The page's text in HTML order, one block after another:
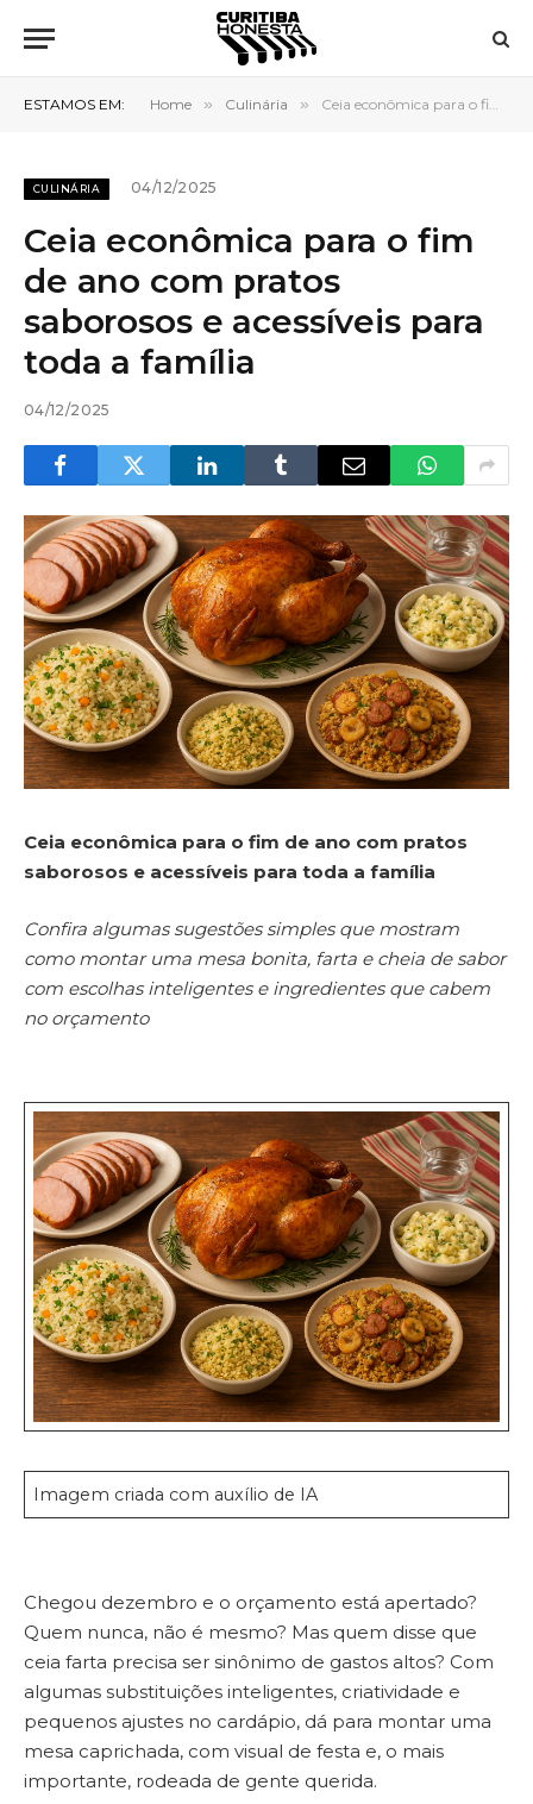
ESTAMOS EM: Home » Culinária » Ceia econômica para o fim de ano com pratos saborosos e acessíveis para toda a família
CULINÁRIA 04/12/2025
Ceia econômica para o fim
de ano com pratos
saborosos e acessíveis para
toda a família
04/12/2025
Ceia econômica para o fim de ano com pratos
saborosos e acessíveis para toda a família
Confira algumas sugestões simples que mostram
como montar uma mesa bonita, farta e cheia de sabor
com escolhas inteligentes e ingredientes que cabem
no orçamento
Imagem criada com auxílio de IA
Chegou dezembro e o orçamento está apertado?
Quem nunca, não é mesmo? Mas quem disse que
ceia farta precisa ser sinônimo de gastos altos? Com
algumas substituições inteligentes, criatividade e
pequenos ajustes no cardápio, dá para montar uma
mesa caprichada, com visual de festa e, o mais
importante, rodeada de gente querida.